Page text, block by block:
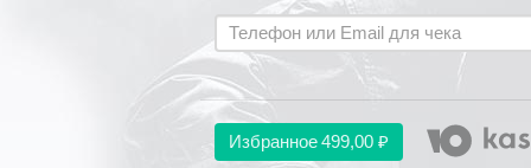
Избранное499,00 ₽